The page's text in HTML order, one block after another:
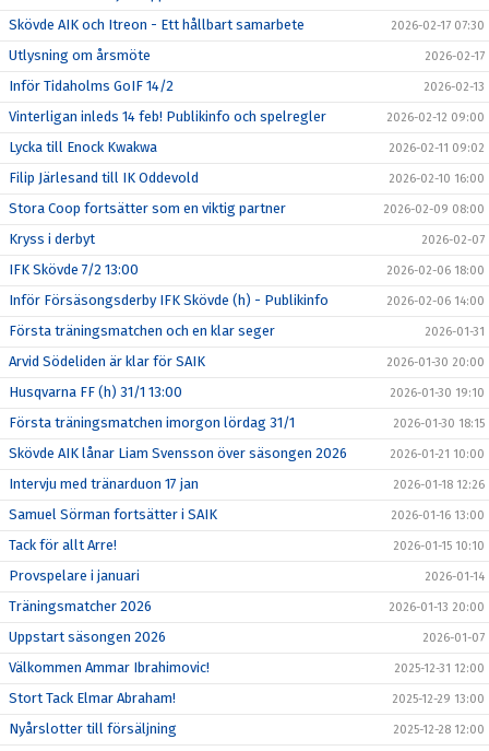
Skövde AIK och Itreon - Ett hållbart samarbete 2026-02-17 07:30
Utlysning om årsmöte 2026-02-17
Inför Tidaholms GoIF 14/2 2026-02-13
Vinterligan inleds 14 feb! Publikinfo och spelregler 2026-02-12 09:00
Lycka till Enock Kwakwa 2026-02-11 09:02
Filip Järlesand till IK Oddevold 2026-02-10 16:00
Stora Coop fortsätter som en viktig partner 2026-02-09 08:00
Kryss i derbyt 2026-02-07
IFK Skövde 7/2 13:00 2026-02-06 18:00
Inför Försäsongsderby IFK Skövde (h) - Publikinfo 2026-02-06 14:00
Första träningsmatchen och en klar seger 2026-01-31
Arvid Södeliden är klar för SAIK 2026-01-30 20:00
Husqvarna FF (h) 31/1 13:00 2026-01-30 19:10
Första träningsmatchen imorgon lördag 31/1 2026-01-30 18:15
Skövde AIK lånar Liam Svensson över säsongen 2026 2026-01-21 10:00
Intervju med tränarduon 17 jan 2026-01-18 12:26
Samuel Sörman fortsätter i SAIK 2026-01-16 13:00
Tack för allt Arre! 2026-01-15 10:10
Provspelare i januari 2026-01-14
Träningsmatcher 2026 2026-01-13 20:00
Uppstart säsongen 2026 2026-01-07
Välkommen Ammar Ibrahimovic! 2025-12-31 12:00
Stort Tack Elmar Abraham! 2025-12-29 13:00
Nyårslotter till försäljning 2025-12-28 12:00